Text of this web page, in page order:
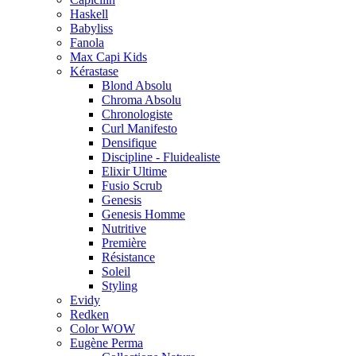
Haskell
Babyliss
Fanola
Max Capi Kids
Kérastase
Blond Absolu
Chroma Absolu
Chronologiste
Curl Manifesto
Densifique
Discipline - Fluidealiste
Elixir Ultime
Fusio Scrub
Genesis
Genesis Homme
Nutritive
Première
Résistance
Soleil
Styling
Evidy
Redken
Color WOW
Eugène Perma